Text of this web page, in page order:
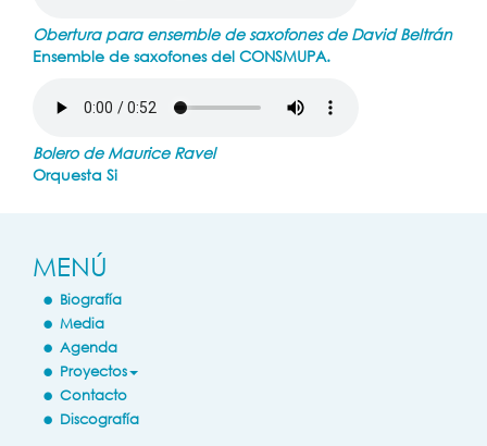
Obertura para ensemble de saxofones de David Beltrán
Ensemble de saxofones del CONSMUPA.
Bolero de Maurice Ravel
Orquesta Si
MENÚ
Biografía
Media
Agenda
Proyectos
Contacto
Discografía